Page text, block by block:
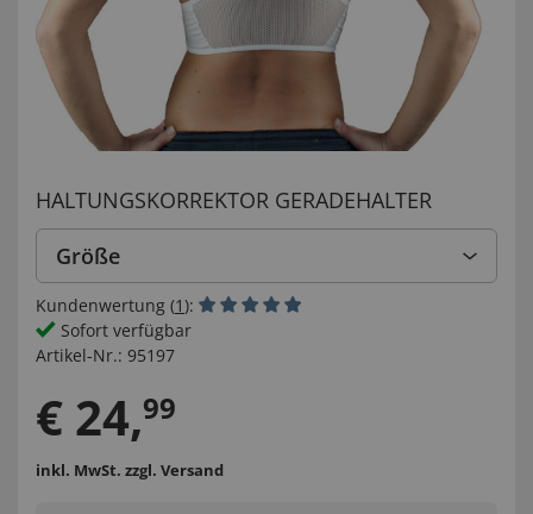
HALTUNGSKORREKTOR GERADEHALTER
Größe
Kundenwertung (1):
Sofort verfügbar
Artikel-Nr.: 95197
€ 24,99
inkl. MwSt. zzgl. Versand